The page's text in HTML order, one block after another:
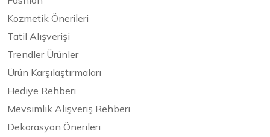
Kozmetik Önerileri
Tatil Alışverişi
Trendler Ürünler
Ürün Karşılaştırmaları
Hediye Rehberi
Mevsimlik Alışveriş Rehberi
Dekorasyon Önerileri